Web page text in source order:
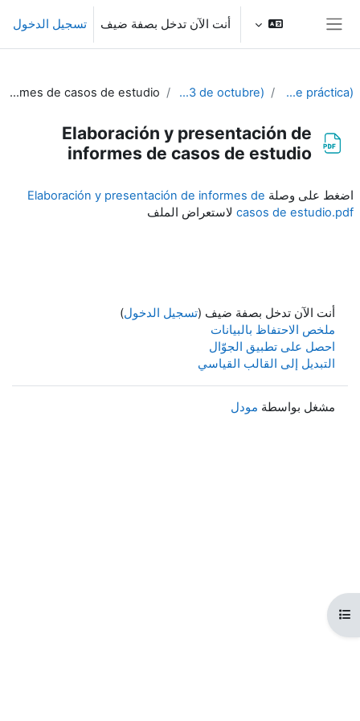
تخطى إلى المحتوى الرئيسي
أنت الآن تدخل بصفة ضيف تسجيل الدخول
المقرر
PIB-M 4ª Ed. (fase práctica)
6º SEMANA (Del 9 al 13 de octubre)
Elaboración y presentación de informes de casos de estudio
Elaboración y presentación de
informes de casos de estudio
اضغط على وصلة Elaboración y presentación de informes de
casos de estudio.pdf لاستعراض الملف
أنت الآن تدخل بصفة ضيف (تسجيل الدخول)
ملخص الاحتفاظ بالبيانات
احصل على تطبيق الجوّال
التبديل إلى القالب القياسي
مشغل بواسطة مودل